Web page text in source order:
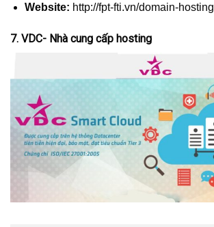
Website: http://fpt-fti.vn/domain-hosting
7. VDC- Nhà cung cấp hosting